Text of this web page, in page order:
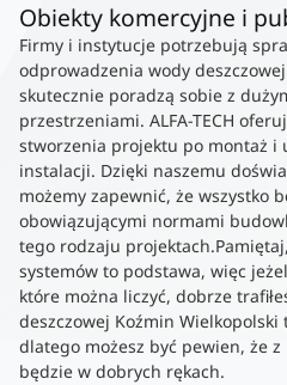
Obiekty komercyjne i
Firmy i instytucje potrzebują
odprowadzenia wody
skutecznie poradzą sobie z
przestrzeniami. ALFA-TECH
stworzenia projektu po montaż i
instalacji. Dzięki naszemu
możemy zapewnić, że wszystko
obowiązującymi normami
tego rodzaju
systemów to podstawa, więc
które można liczyć, dobrze
deszczowej Koźmin Wielkopolski
dlatego możesz być pewien, że
będzie w dobrych rękach.